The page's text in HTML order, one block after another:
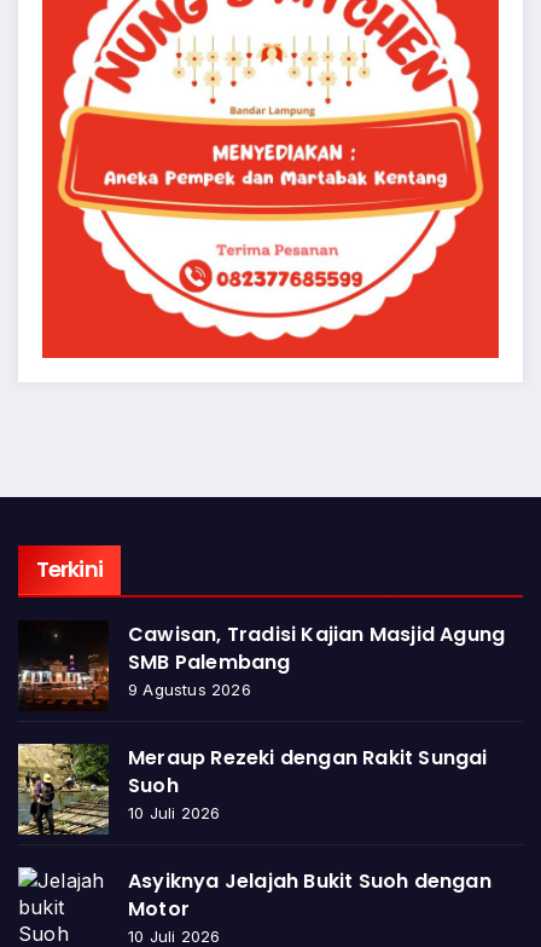
Terkini
Cawisan, Tradisi Kajian Masjid Agung
SMB Palembang
9 Agustus 2026
Meraup Rezeki dengan Rakit Sungai
Suoh
10 Juli 2026
Asyiknya Jelajah Bukit Suoh dengan
Motor
10 Juli 2026